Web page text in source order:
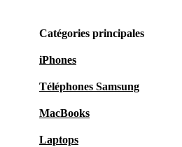
Catégories principales
iPhones
Téléphones Samsung
MacBooks
Laptops